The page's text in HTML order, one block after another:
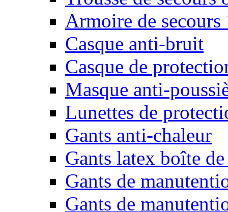
Armoire de secours
Casque anti-bruit
Casque de
Masque anti-
Lunettes de
Gants anti-chaleur
Gants latex boîte
Gants de
Gants de